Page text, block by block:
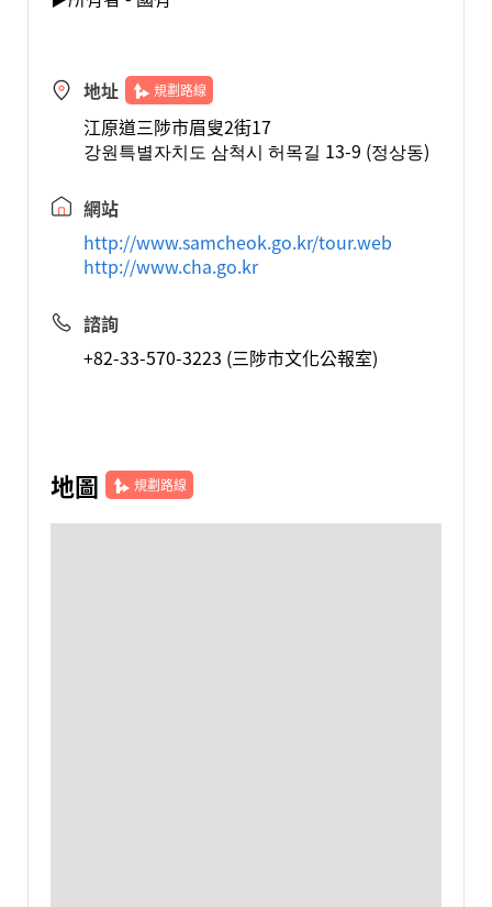
地址 規劃路線
江原道三陟市眉叟2街17
강원특별자치도 삼척시 허목길 13-9 (정상동)
網站
http://www.samcheok.go.kr/tour.web
http://www.cha.go.kr
諮詢
+82-33-570-3223 (三陟市文化公報室)
地圖 規劃路線